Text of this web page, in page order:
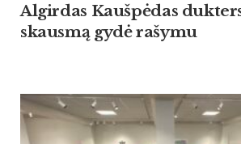
Algirdas Kaušpėdas
skausmą gydė rašymu